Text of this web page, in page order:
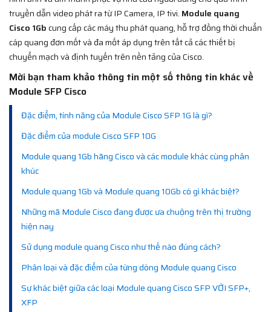
truyền dẫn video phát ra từ IP Camera, IP tivi. Module quang
Cisco 1Gbcung cấp các máy thu phát quang, hỗ trợ đồng thời chuẩn
cáp quang đơn mốt và đa mốt áp dụng trên tất cả các thiết bị
chuyển mạch và định tuyến trên nền tảng của Cisco.
Mời bạn tham khảo thông tin một số thông tin khác về
Module SFP Cisco
Đặc điểm, tính năng của Module Cisco SFP 1G là gì?
Đặc điểm của module Cisco SFP 10G
Module quang 1Gb hãng Cisco và các module khác cùng phân
khúc
Module quang 1Gb và Module quang 10Gb có gì khác biệt?
Những mã Module Cisco đang được ưa chuộng trên thị trường
hiện nay
Sử dụng module quang Cisco như thế nào đúng cách?
Phân loại và đặc điểm của từng dòng Module quang Cisco
Sự khác biệt giữa các loại Module quang Cisco SFP VỚI SFP+,
XFP